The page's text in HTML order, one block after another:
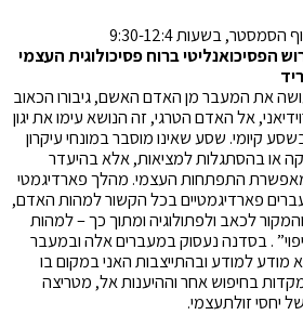
בשעות 9:30-12:4
הפסיכואנליטי ברוח פסיכולוגית העצמי
את המעבר מן האדם האשם, גיבורו הכאוב
אל האדם הטרגי, זה הנושא עימו את יגון
קיומי. שסע שאינו מוסבר במונחי עיקרון
או בהסתגלות למציאות, אלא בהיעדר
התפתחות העצמי. מהלך פארדיגמטי
פארדיגמטיים בכל הקשור למהות האדם,
לכאב ולפתולוגיה ומתוך כך – למהות
. בסדנה נעסוק במעברים אלה ובמעבר
למודע ובהתייצבות האני במקום בו
בחיפוש אחר וההיענות אל, מטריצה
יחסי זולתעצמי.